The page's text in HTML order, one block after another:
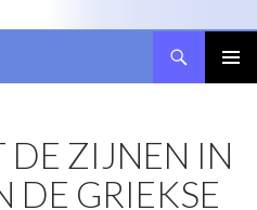
DE ZIJNEN IN
DE GRIEKSE